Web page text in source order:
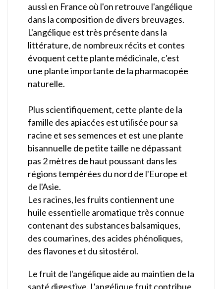
aussi en France où l'on retrouve l'angélique
dans la composition de divers breuvages.
L'angélique est très présente dans la
littérature, de nombreux récits et contes
évoquent cette plante médicinale, c'est
une plante importante de la pharmacopée
naturelle.
Plus scientifiquement, cette plante de la
famille des apiacées est utilisée pour sa
racine et ses semences et est une plante
bisannuelle de petite taille ne dépassant
pas 2 mètres de haut poussant dans les
régions tempérées du nord de l'Europe et
de l'Asie.
Les racines, les fruits contiennent une
huile essentielle aromatique très connue
contenant des substances balsamiques,
des coumarines, des acides phénoliques,
des flavones et du sitostérol.
Le fruit de l'angélique aide au maintien de la
santé digestive. L'angélique fruit contribue